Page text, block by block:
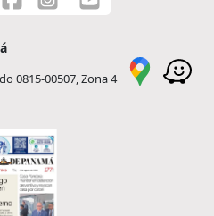
0815-00507, Zona 4